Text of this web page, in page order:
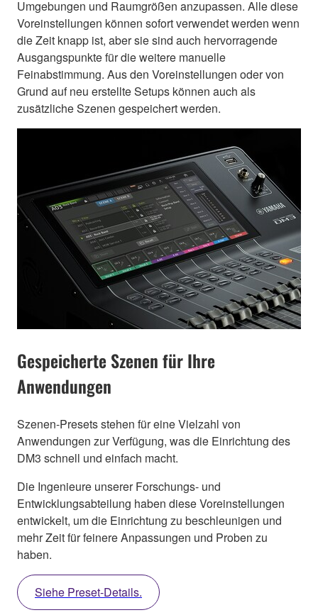
Umgebungen und Raumgrößen anzupassen. Alle diese
Voreinstellungen können sofort verwendet werden wenn
die Zeit knapp ist, aber sie sind auch hervorragende
Ausgangspunkte für die weitere manuelle
Feinabstimmung. Aus den Voreinstellungen oder von
Grund auf neu erstellte Setups können auch als
zusätzliche Szenen gespeichert werden.
Gespeicherte Szenen für Ihre
Anwendungen
Szenen-Presets stehen für eine Vielzahl von
Anwendungen zur Verfügung, was die Einrichtung des
DM3 schnell und einfach macht.
Die Ingenieure unserer Forschungs- und
Entwicklungsabteilung haben diese Voreinstellungen
entwickelt, um die Einrichtung zu beschleunigen und
mehr Zeit für feinere Anpassungen und Proben zu
haben.
Siehe Preset-Details.